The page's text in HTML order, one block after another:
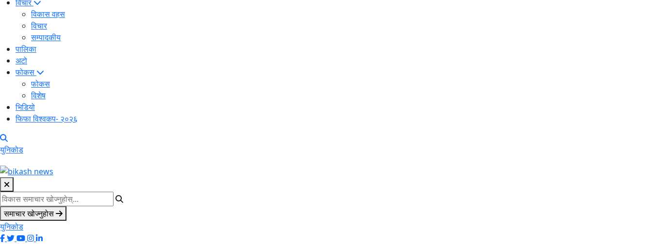
विचार
विकास वहस
विचार
सम्पादकीय
पालिका
अटो
फोकस
फोकस
विशेष
भिडियो
फिफा विश्वकप- २०२६
युनिकोड
समाचार खोज्नुहोस
युनिकोड